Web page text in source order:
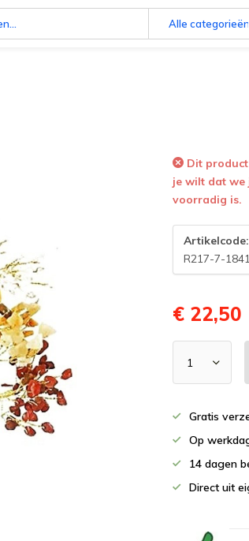
Alle categorieën
Dit
je wilt dat we
voorradig is.
Artikelcode:
R217-7-
€ 22,50
Gratis
Op
14 dagen
Direct uit